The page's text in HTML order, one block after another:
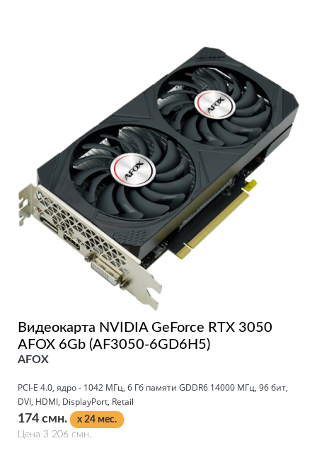
Видеокарта NVIDIA GeForce RTX 3050
AFOX 6Gb (AF3050-6GD6H5)
AFOX
PCI-E 4.0, ядро - 1042 МГц, 6 Гб памяти GDDR6 14000 МГц, 96 бит,
DVI, HDMI, DisplayPort, Retail
174 смн.
x 24 мес.
Цена 3 206 смн.